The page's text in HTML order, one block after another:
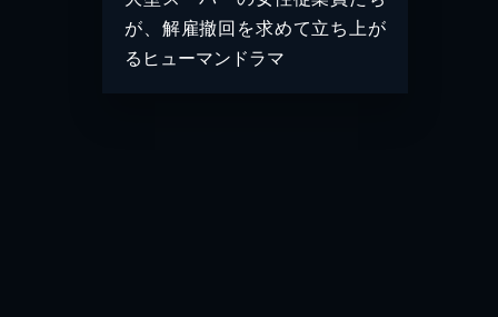
が、解雇撤回を求めて立ち上が
るヒューマンドラマ